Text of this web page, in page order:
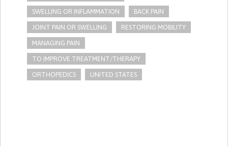
SWELLING OR INFLAMMATION BACK PAIN
JOINT PAIN OR SWELLING RESTORING MOBILITY
MANAGING PAIN
TO IMPROVE TREATMENT/THERAPY
ORTHOPEDICS UNITED STATES